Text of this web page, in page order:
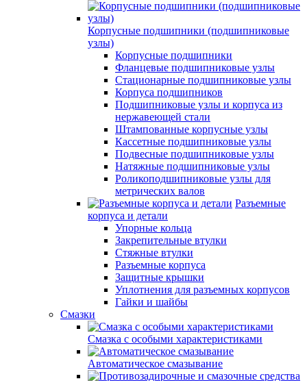
Корпусные подшипники (подшипниковые
узлы)
Корпусные подшипники
Фланцевые подшипниковые узлы
Стационарные подшипниковые узлы
Корпуса подшипников
Подшипниковые узлы и корпуса из
нержавеющей стали
Штампованные корпусные узлы
Кассетные подшипниковые узлы
Подвесные подшипниковые узлы
Натяжные подшипниковые узлы
Роликоподшипниковые узлы для
метрических валов
Разъемные
корпуса и детали
Упорные кольца
Закрепительные втулки
Стяжные втулки
Разъемные корпуса
Защитные крышки
Уплотнения для разъемных корпусов
Гайки и шайбы
Смазки
Смазка с особыми характеристиками
Автоматическое смазывание